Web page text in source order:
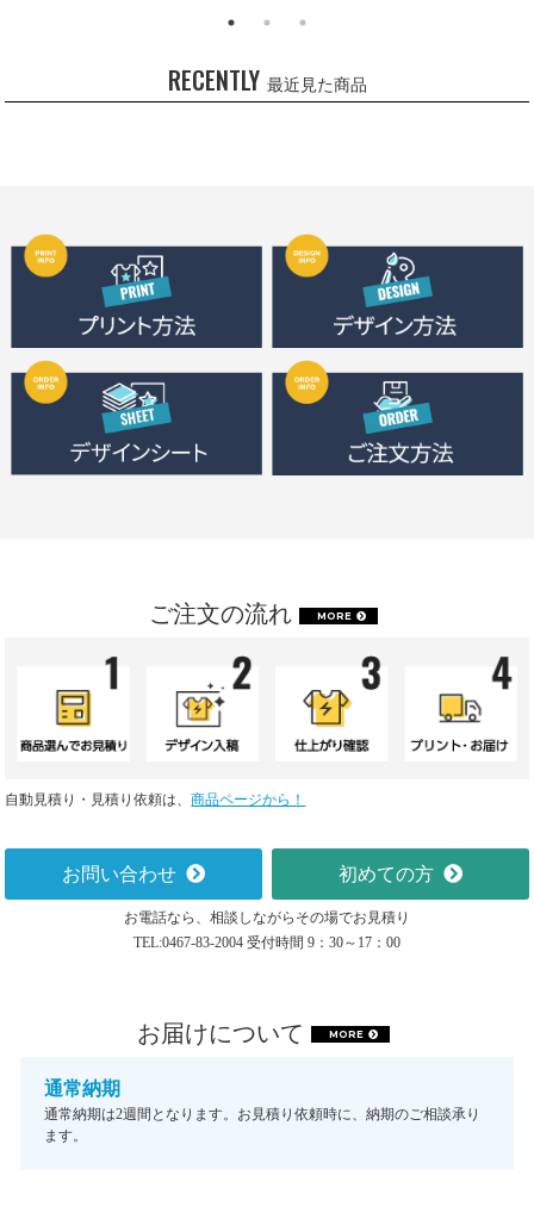
RECENTLY 最近見た商品
ご注文の流れ MORE
自動見積り・見積り依頼は、商品ページから！
お問い合わせ 初めての方
お電話なら、相談しながらその場でお見積り
TEL:0467-83-2004 受付時間 9：30～17：00
お届けについて MORE
通常納期
通常納期は2週間となります。お見積り依頼時に、納期のご相談承り
ます。